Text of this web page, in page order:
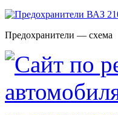
Предохранители — схема